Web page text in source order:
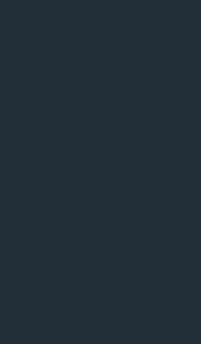
terminas nurodomas atskirai prie
arba pristatymą galime suruošti
prekės. Prekė bus pristatyta kaip
terminas gali skirtis. Jei
anksto teiraukitės el. paštu:
prekė
kaina, be galimybės jų
tikslios kainos ir tiekimo termino
kurjerių tarnybų paslaugomis.
sumą visuomet taikome
teritorijoje.
patiems, mūsų sandėlio
Užsakymas turi būti pateiktas ir